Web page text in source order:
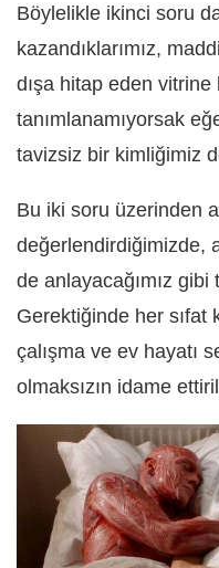
Böylelikle ikinci soru da
kazandıklarımız,
dışa hitap eden vitrine
tanımlanamıyorsak
tavizsiz bir kimliğimiz
Bu iki soru üzerinden
değerlendirdiğimizde,
de anlayacağımız
Gerektiğinde her sıfat
çalışma ve ev hayatı
olmaksızın idame